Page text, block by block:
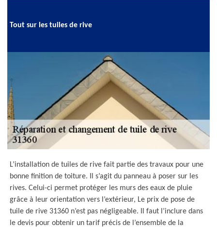
Tout sur les tuiles de rive
L’installation de tuiles de rive fait partie des travaux pour une
bonne finition de toiture. Il s’agit du panneau à poser sur les
rives. Celui-ci permet protéger les murs des eaux de pluie
grâce à leur orientation vers l’extérieur, Le prix de pose de
tuile de rive 31360 n’est pas négligeable. Il faut l’inclure dans
le devis pour obtenir un tarif précis de l’ensemble de la